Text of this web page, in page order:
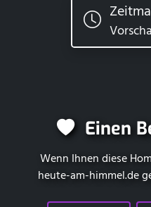
Einen
Wenn Ihnen diese
heute-am-himmel.de